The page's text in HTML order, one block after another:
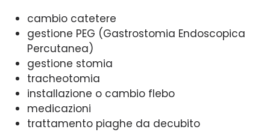
cambio catetere
gestione PEG (Gastrostomia Endoscopica
Percutanea)
gestione stomia
tracheotomia
installazione o cambio flebo
medicazioni
trattamento piaghe da decubito